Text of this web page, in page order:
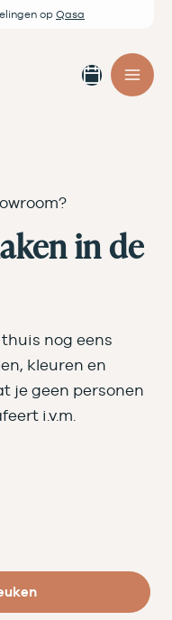
op Qasa
maken
in de
thuis nog eens
kleuren en
je geen personen
i.v.m.